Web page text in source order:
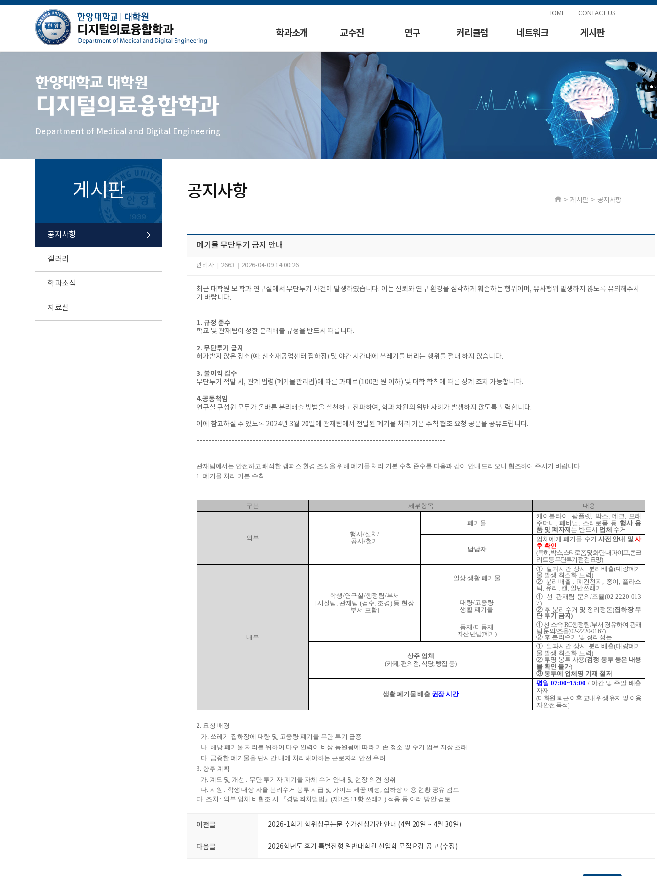
HOME CONTACT US
학과소개 교수진 연구 커리큘럼 네트워크 게시판
한양대학교 대학원
디지털의료융합학과
Department of Medical and Digital Engineering
게시판
공지사항
갤러리
학과소식
자료실
공지사항 > 게시판 > 공지사항
폐기물 무단투기 금지 안내
관리자 2663 2026-04-09 14:00:26
최근 대학원 모 학과 연구실에서 무단투기 사건이 발생하였습니다. 이는 신뢰와 연구 환경을 심각하게 훼손하는 행위이며, 유사행위 발생하지 않도록 유의해주시
기 바랍니다.
1. 규정 준수
학교 및 관재팀이 정한 분리배출 규정을 반드시 따릅니다.
2. 무단투기 금지
허가받지 않은 장소(예: 신소재공업센터 집하장) 및 야간 시간대에 쓰레기를 버리는 행위를 절대 하지 않습니다.
3. 불이익 감수
무단투기 적발 시, 관계 법령(폐기물관리법)에 따른 과태료(100만 원 이하) 및 대학 학칙에 따른 징계 조치 가능합니다.
4.공동책임
연구실 구성원 모두가 올바른 분리배출 방법을 실천하고 전파하여, 학과 차원의 위반 사례가 발생하지 않도록 노력합니다.
이에 참고하실 수 있도록 2024년 3월 20일에 관재팀에서 전달된 폐기물 처리 기본 수칙 협조 요청 공문을 공유드립니다.
-------------------------------------------------------------------------------------
관재팀에서는 안전하고 쾌적한 캠퍼스 환경 조성을 위해 폐기물 처리 기본 수칙 준수를 다음과 같이 안내 드리오니 협조하여 주시기 바랍니다.
1. 폐기물 처리 기본 수칙
구분 세부항목 내용
외부
행사/설치/
공사/철거
폐기물
케이블타이, 팜플렛, 박스, 데크, 모래
주머니, 폐비닐, 스티로폼 등 행사 용
품 및 폐자재 는 반드시 업체 수거
담당자
업체에게 폐기물 수거 사전 안내 및 사
후 확인
(특히, 박스, 스티로폼 및 화단 내 파이프, 콘크
리트 등 무단투기 점검 요망)
내부
학생/연구실/행정팀/부서
[시설팀, 관재팀 (검수, 조경) 등 현장
부서 포함]
일상 생활 폐기물
① 일과시간 상시 분리배출(대량폐기
물 발생 최소화 노력)
② 분리배출 : 폐건전지, 종이, 플라스
틱, 유리, 캔, 일반쓰레기
대량/고중량
생활 폐기물
① 선 관재팀 문의/조율(02-2220-013
7)
② 후 분리수거 및 정리정돈(집하장 무
단 투기 금지)
등재/미등재
자산 반납(폐기)
① 선 소속 RC행정팀/부서 경유하여 관재
팀 문의/조율(02-2220-0167)
② 후 분리수거 및 정리정돈
상주 업체
(카페, 편의점, 식당, 빵집 등)
① 일과시간 상시 분리배출(대량폐기
물 발생 최소화 노력)
② 투명 봉투 사용(검정 봉투 등은 내용
물 확인 불가)
③ 봉투에 업체명 기재 철저
생활 폐기물 배출 권장 시간
평일 07:00~15:00 / 야간 및 주말 배출
자재
(미화원 퇴근 이후 교내 위생 유지 및 이용
자 안전 목적)
2. 요청 배경
가. 쓰레기 집하장에 대량 및 고중량 폐기물 무단 투기 급증
나.해당 폐기물 처리를 위하여 다수 인력이 비상 동원됨에 따라 기존 청소 및 수거 업무 지장 초래
다. 급증한 폐기물을 단시간 내에 처리해야하는 근로자의 안전 우려
3. 향후 계획
가. 계도 및 개선 : 무단 투기자 폐기물 자체 수거 안내 및 현장 의견 청취
나. 지원 : 학생 대상 자율 분리수거 봉투 지급 및 가이드 제공 예정, 집하장 이용 현황 공유 검토
다. 조치 : 외부 업체 비협조 시 『경범죄처벌법』(제3조 11항 쓰레기) 적용 등 여러 방안 검토
이전글 2026-1학기 학위청구논문 추가신청기간 안내 (4월 20일 ~ 4월 30일)
다음글 2026학년도 후기 특별전형 일반대학원 신입학 모집요강 공고 (수정)